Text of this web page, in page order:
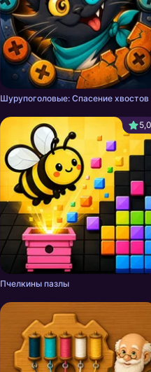
Шурупоголовые: Спасение хвостов
5,0
Пчелкины пазлы